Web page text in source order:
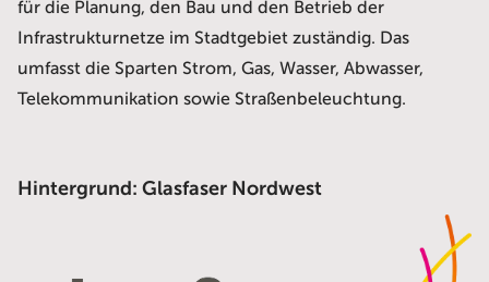
für die Planung, den Bau und den Betrieb der
Infrastrukturnetze im Stadtgebiet zuständig. Das
umfasst die Sparten Strom, Gas, Wasser, Abwasser,
Telekommunikation sowie Straßenbeleuchtung.
Hintergrund: Glasfaser Nordwest